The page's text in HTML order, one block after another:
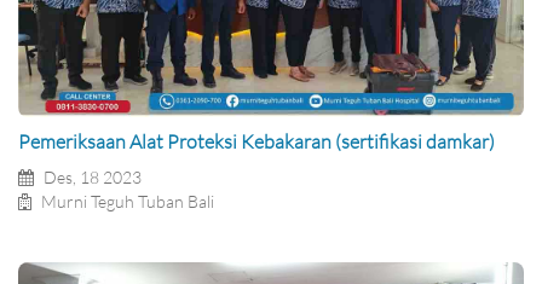
Pemeriksaan Alat Proteksi Kebakaran (sertifikasi damkar)
Des, 18 2023
Murni Teguh Tuban Bali